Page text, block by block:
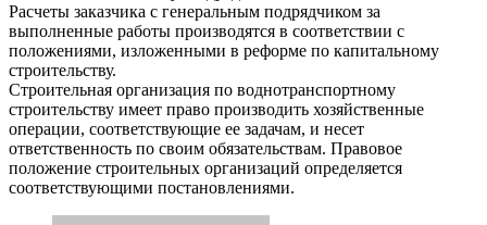
Расчеты заказчика с генеральным подрядчиком за
выполненные работы производятся в соответствии с
положениями, изложенными в реформе по капитальному
строительству.
Строительная организация по воднотранспортному
строительству имеет право производить хозяйственные
операции, соответствующие ее задачам, и несет
ответственность по своим обязательствам. Правовое
положение строительных организаций определяется
соответствующими постановлениями.